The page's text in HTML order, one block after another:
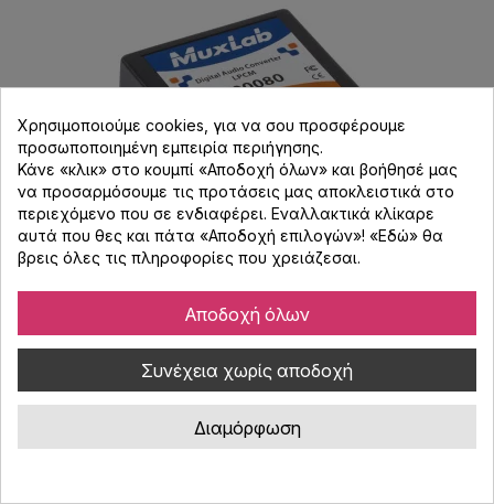
500080
Κωδικός : 125.099
MuxLab Digital Audio Converter 500080, μετατρέπει το
κωδικοποιημένο LPCM σήμα από ψηφιακή ομοαξονική έξοδο
(S/PDIF) ή οπτική έξοδο (TOSlink) σε αναλογική στερεοφωνική
έξοδο αριστερού/δεξιού καναλιού (RCA).
Χρησιμοποιούμε cookies, για να σου προσφέρουμε
προσωποποιημένη εμπειρία περιήγησης.
Κάνε «κλικ» στο κουμπί «Αποδοχή όλων» και βοήθησέ μας
να προσαρμόσουμε τις προτάσεις μας αποκλειστικά στο
περιεχόμενο που σε ενδιαφέρει. Εναλλακτικά κλίκαρε
αυτά που θες και πάτα «Αποδοχή επιλογών»! «Εδώ» θα
βρεις όλες τις πληροφορίες που χρειάζεσαι.
Αποδοχή όλων
Συνέχεια χωρίς αποδοχή
Διαμόρφωση